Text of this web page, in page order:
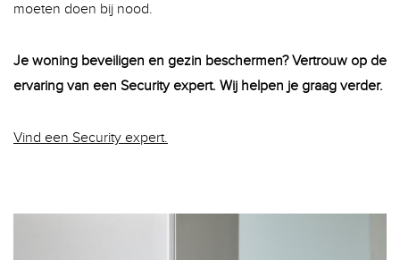
blog
moeten doen bij nood.
Je woning beveiligen en gezin beschermen? Vertrouw op de
ervaring van een Security expert. Wij helpen je graag verder.
Vind een Security expert.